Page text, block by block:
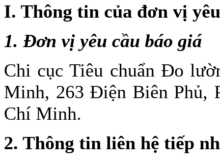
I. Thông tin của đơn vị
1. Đơn vị yêu cầu báo giá
Chi cục Tiêu chuẩn Đo
Minh, 263 Điện Biên Phủ,
Chí Minh.
2. Thông tin liên hệ tiếp